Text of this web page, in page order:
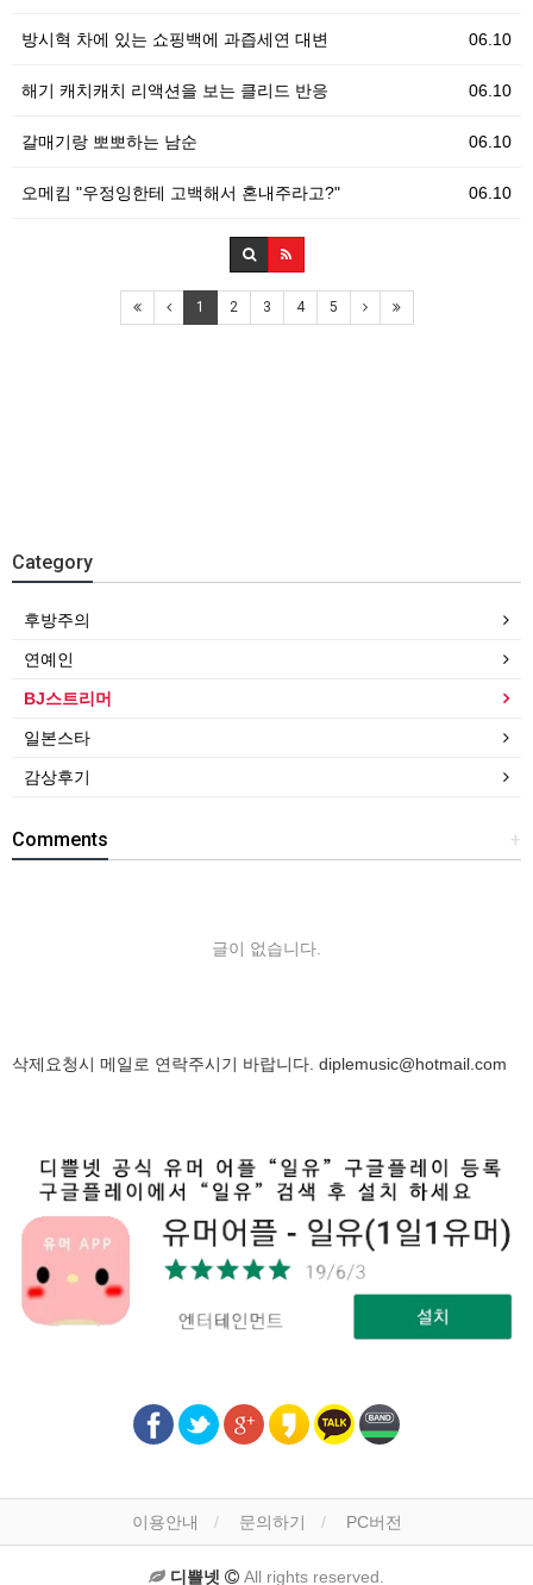
06.10
방시혁 차에 있는 쇼핑백에 과즙세연 대변
06.10
해기 캐치캐치 리액션을 보는 클리드 반응
06.10
갈매기랑 뽀뽀하는 남순
06.10
오메킴 "우정잉한테 고백해서 혼내주라고?"
1 2 3 4 5
Category
후방주의
연예인
BJ스트리머
일본스타
감상후기
+
Comments
글이 없습니다.
삭제요청시 메일로 연락주시기 바랍니다. diplemusic@hotmail.com
이용안내 문의하기 PC버전
디쁠넷 All rights reserved.